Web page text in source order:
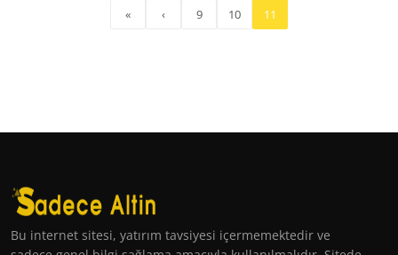
« ‹ 9 10 11
Bu internet sitesi, yatırım tavsiyesi içermemektedir ve